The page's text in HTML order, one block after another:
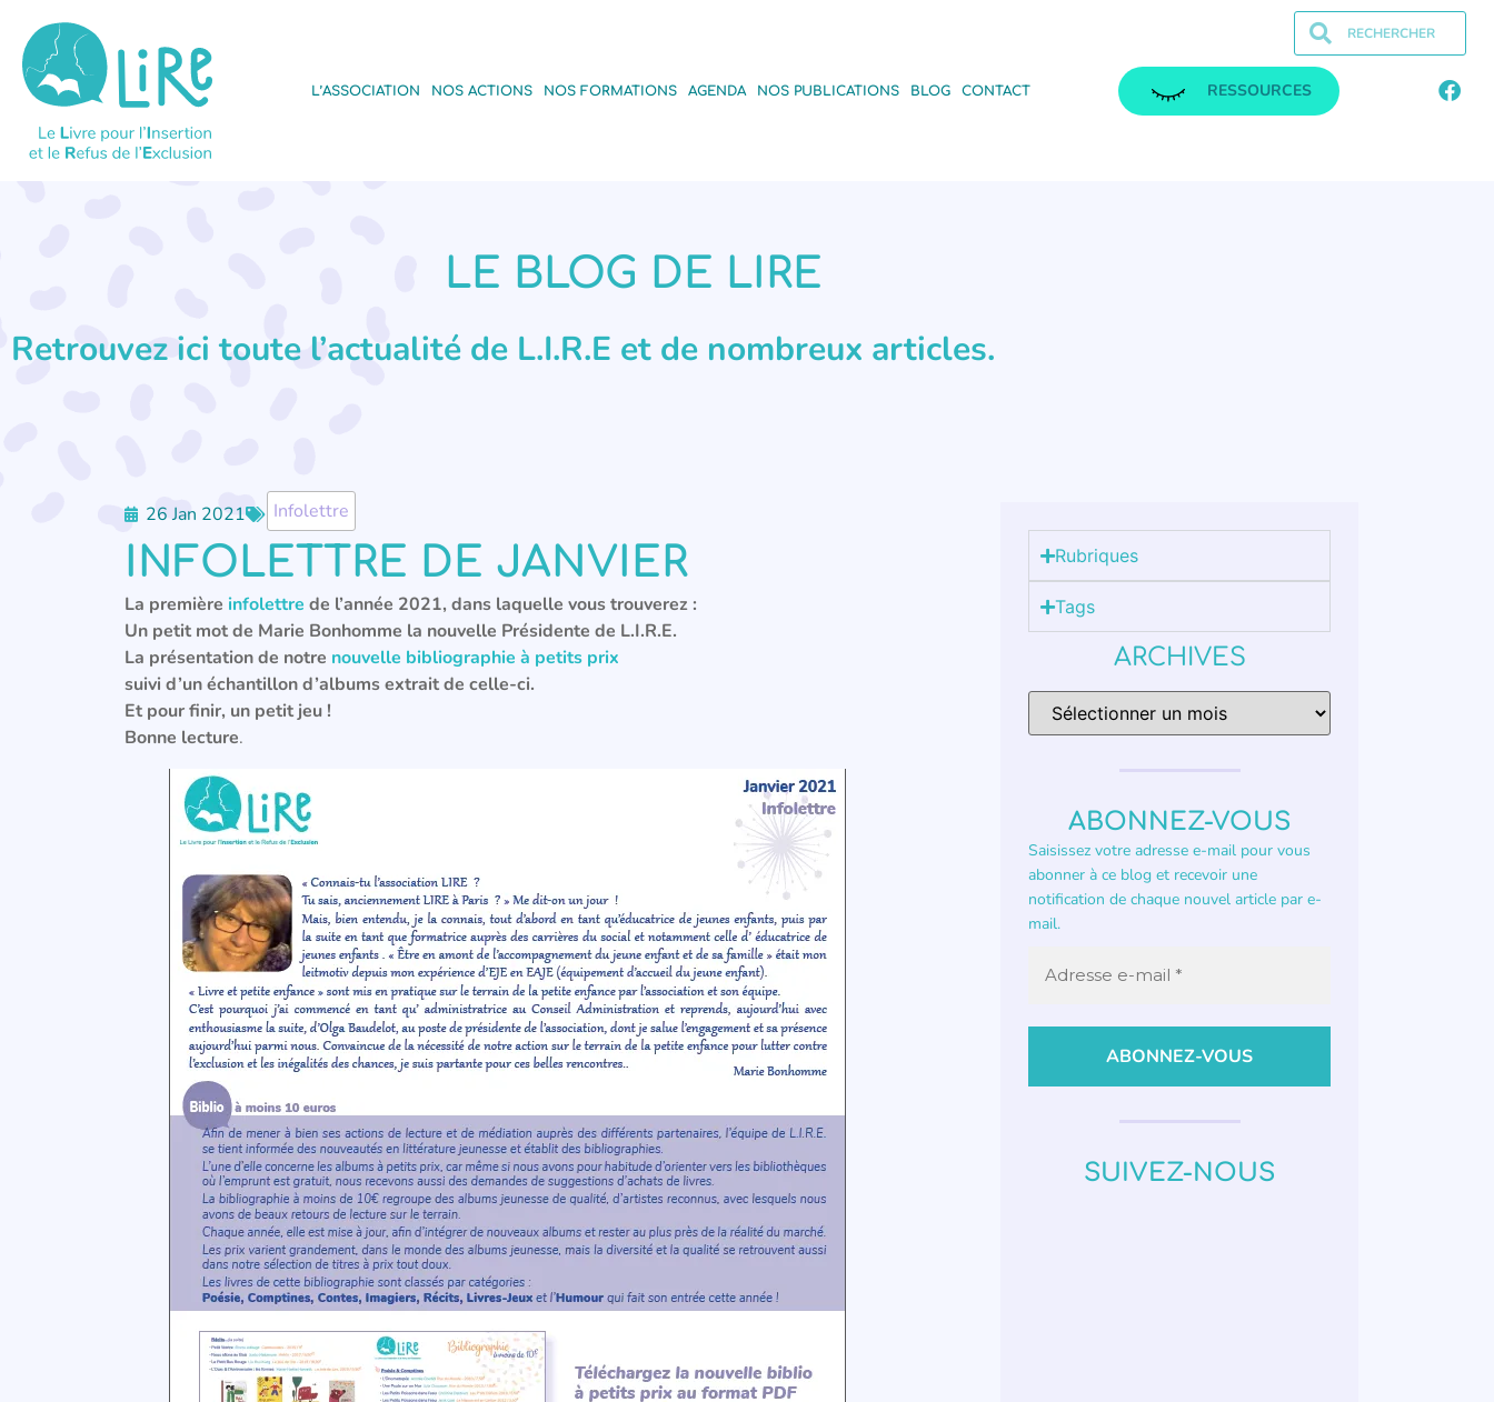
L’ASSOCIATION NOS ACTIONS NOS FORMATIONS AGENDA NOS PUBLICATIONS BLOG CONTACT RESSOURCES
LE BLOG DE LIRE
Retrouvez ici toute l’actualité de L.I.R.E et de nombreux articles.
26 Jan 2021 Infolettre
INFOLETTRE DE JANVIER
La première infolettre de l’année 2021, dans laquelle vous trouverez :
Un petit mot de Marie Bonhomme la nouvelle Présidente de L.I.R.E.
La présentation de notre nouvelle bibliographie à petits prix
suivi d’un échantillon d’albums extrait de celle-ci.
Et pour finir, un petit jeu !
Bonne lecture.
Rubriques
Tags
ARCHIVES
ABONNEZ-VOUS
Saisissez votre adresse e-mail pour vous
abonner à ce blog et recevoir une
notification de chaque nouvel article par e-
mail.
SUIVEZ-NOUS